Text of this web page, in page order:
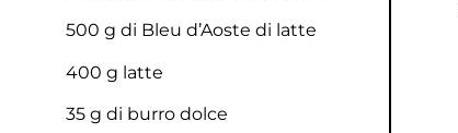
500 g di Bleu d’Aoste di latte
400 g latte
35 g di burro dolce